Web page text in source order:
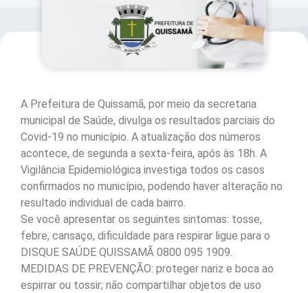
A Prefeitura de Quissamã, por meio da secretaria
municipal de Saúde, divulga os resultados parciais do
Covid-19 no município. A atualização dos números
acontece, de segunda a sexta-feira, após às 18h. A
Vigilância Epidemiológica investiga todos os casos
confirmados no município, podendo haver alteração no
resultado individual de cada bairro.
Se você apresentar os seguintes sintomas: tosse,
febre, cansaço, dificuldade para respirar ligue para o
DISQUE SAÚDE QUISSAMÃ 0800 095 1909.
MEDIDAS DE PREVENÇÃO: proteger nariz e boca ao
espirrar ou tossir; não compartilhar objetos de uso